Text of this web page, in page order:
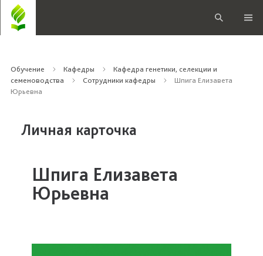
Обучение Кафедры
Кафедра генетики, селекции и
семеноводства
Сотрудники кафедры
Шпига Елизавета
Юрьевна
Личная карточка
Шпига Елизавета
Юрьевна